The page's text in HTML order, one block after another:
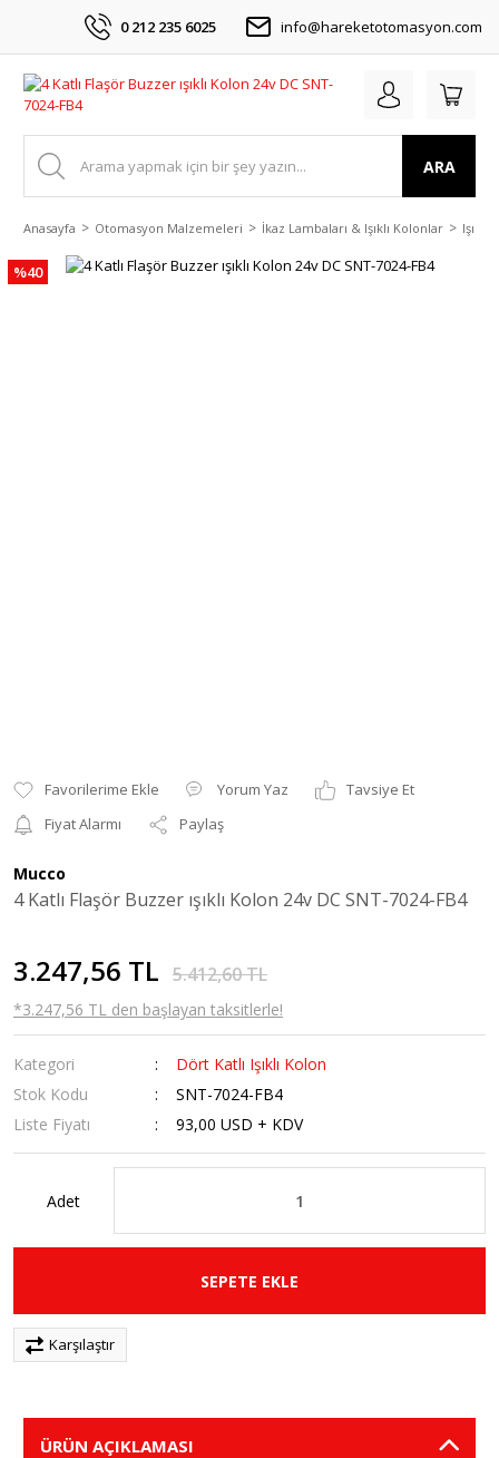
0 212 235 6025 info@hareketotomasyon.com
ARA
Anasayfa Otomasyon Malzemeleri İkaz Lambaları & Işıklı Kolonlar Işıklı
%40
Yorum Yaz
Tavsiye Et
Fiyat Alarmı
Paylaş
Mucco
4 Katlı Flaşör Buzzer ışıklı Kolon 24v DC SNT-7024-FB4
3.247,56 TL 5.412,60 TL
*3.247,56 TL den başlayan taksitlerle!
Kategori
Dört Katlı Işıklı Kolon
Stok Kodu
SNT-7024-FB4
Liste Fiyatı
93,00 USD + KDV
Adet
SEPETE EKLE
Karşılaştır
ÜRÜN AÇIKLAMASI